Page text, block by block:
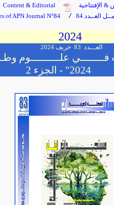
Content & Editorial
& الإفتتاحية
of APN Journal N°84/ العــدد 84
2024
العـــدد 83 خريف 2024
علــــــــــوم
2024"
- الجزء 2